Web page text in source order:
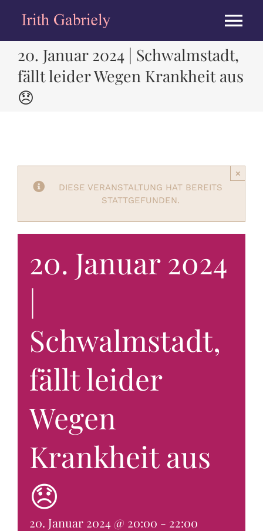
Inhalt
HOME
BIOGRAPHIE
20. Januar 2024 | Schwalmstadt,
fällt leider Wegen Krankheit aus
😞
DIESE VERANSTALTUNG HAT BEREITS
STATTGEFUNDEN.
×
20. Januar 2024
|
Schwalmstadt,
fällt leider
Wegen
Krankheit aus
😞
20. Januar 2024 @ 20:00 - 22:00